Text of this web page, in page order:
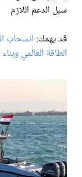
سبل الدعم اللازم
قد يهمك: انسحاب
الطاقة العالمي